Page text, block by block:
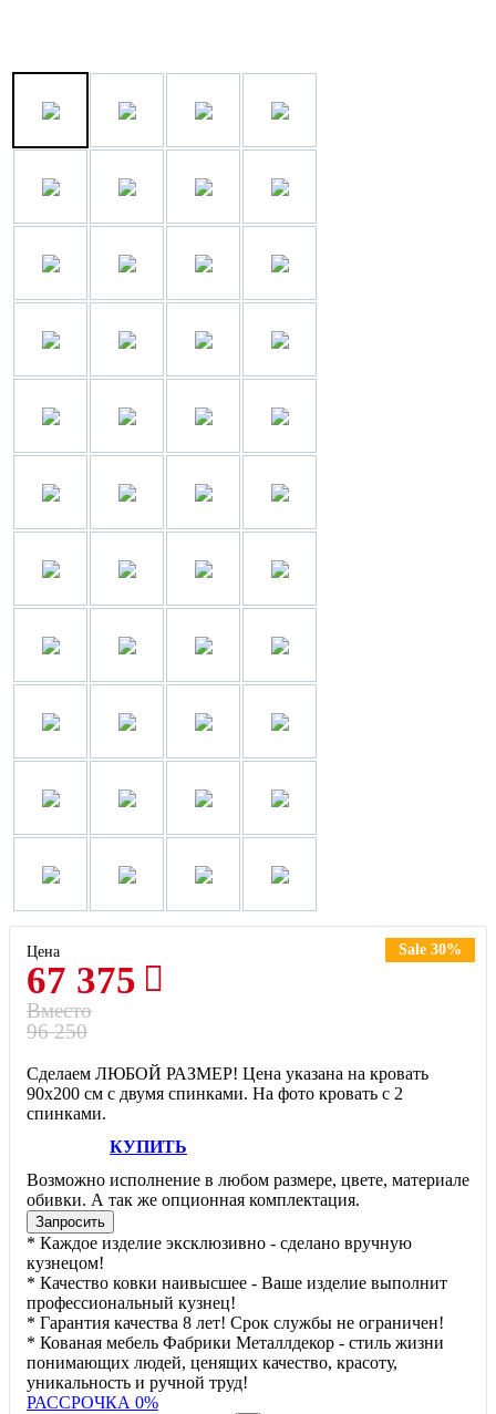
Цена
67 375
Sale 30%
Вместо
96 250
Сделаем ЛЮБОЙ РАЗМЕР! Цена указана на кровать
90х200 см с двумя спинками. На фото кровать с 2
спинками.
КУПИТЬ
Возможно исполнение в любом размере, цвете, материале
обивки. А так же опционная комплектация.
Запросить
* Каждое изделие эксклюзивно - сделано вручную
кузнецом!
* Качество ковки наивысшее - Ваше изделие выполнит
профессиональный кузнец!
* Гарантия качества 8 лет! Срок службы не ограничен!
* Кованая мебель Фабрики Металлдекор - стиль жизни
понимающих людей, ценящих качество, красоту,
уникальность и ручной труд!
РАССРОЧКА 0%